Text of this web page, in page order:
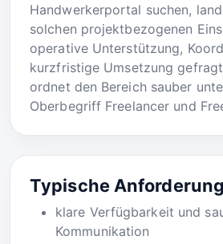
Handwerkerportal suchen,
solchen projektbezogenen
operative Unterstützung,
kurzfristige Umsetzung
ordnet den Bereich sauber
Oberbegriff Freelancer und
Typische
klare Verfügbarkeit und
Kommunikation